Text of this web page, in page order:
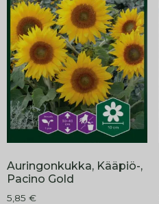
Auringonkukka, Kääpiö-,
Pacino Gold
5,85 €